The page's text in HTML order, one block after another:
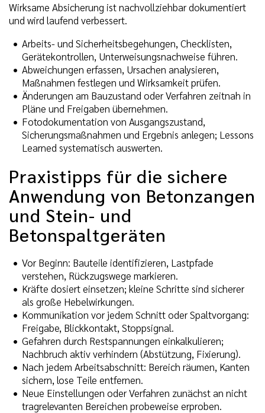
Wirksame Absicherung ist nachvollziehbar dokumentiert
und wird laufend verbessert.
Arbeits- und Sicherheitsbegehungen, Checklisten,
Gerätekontrollen, Unterweisungsnachweise führen.
Abweichungen erfassen, Ursachen analysieren,
Maßnahmen festlegen und Wirksamkeit prüfen.
Änderungen am Bauzustand oder Verfahren zeitnah in
Pläne und Freigaben übernehmen.
Fotodokumentation von Ausgangszustand,
Sicherungsmaßnahmen und Ergebnis anlegen; Lessons
Learned systematisch auswerten.
Praxistipps für die sichere
Anwendung von Betonzangen
und Stein- und
Betonspaltgeräten
Vor Beginn: Bauteile identifizieren, Lastpfade
verstehen, Rückzugswege markieren.
Kräfte dosiert einsetzen; kleine Schritte sind sicherer
als große Hebelwirkungen.
Kommunikation vor jedem Schnitt oder Spaltvorgang:
Freigabe, Blickkontakt, Stoppsignal.
Gefahren durch Restspannungen einkalkulieren;
Nachbruch aktiv verhindern (Abstützung, Fixierung).
Nach jedem Arbeitsabschnitt: Bereich räumen, Kanten
sichern, lose Teile entfernen.
Neue Einstellungen oder Verfahren zunächst an nicht
tragrelevanten Bereichen probeweise erproben.